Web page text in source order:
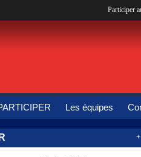
Les équipes
Participer